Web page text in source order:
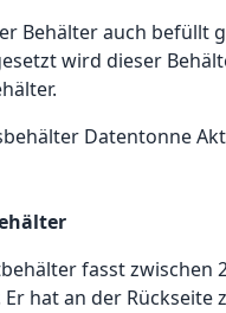
Behälter auch befüllt
wird dieser
fasst zwischen
hat an der Rückseite